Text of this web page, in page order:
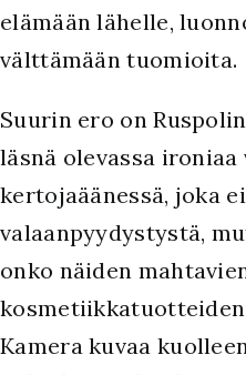
elämään lähelle,
välttämään tuomioita.
Suurin ero on
läsnä olevassa ironiaa
kertojaäänessä, joka
valaanpyydystystä,
onko näiden
Kamera kuvaa